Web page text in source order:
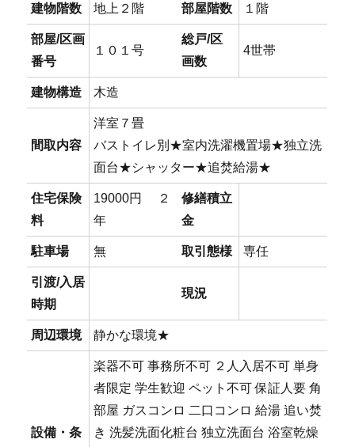
建物階数 地上２階 部屋階数 １階
部屋/区画
番号
１０１号
総戸/区
画数
4世帯
建物構造 木造
間取内容
洋室７畳
バストイレ別★室内洗濯機置場★独立洗
面台★シャッター★追焚給湯★
住宅保険
料
19000円 ２
年
修繕積立
金
駐車場 無 取引態様 専任
引渡/入居
時期
現況
周辺環境 静かな環境★
設備・条
楽器不可 事務所不可 ２人入居不可 単身
者限定 学生歓迎 ペット不可 保証人要 角
部屋 ガスコンロ 二口コンロ 給湯 追い焚
き 洗髪洗面化粧台 独立洗面台 浴室乾燥